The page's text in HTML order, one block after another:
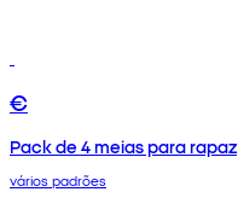
€
Pack de 4 meias para rapaz
vários padrões